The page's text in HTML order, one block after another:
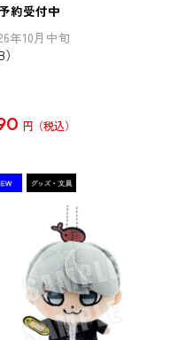
約受付中
年10月中旬
）
円